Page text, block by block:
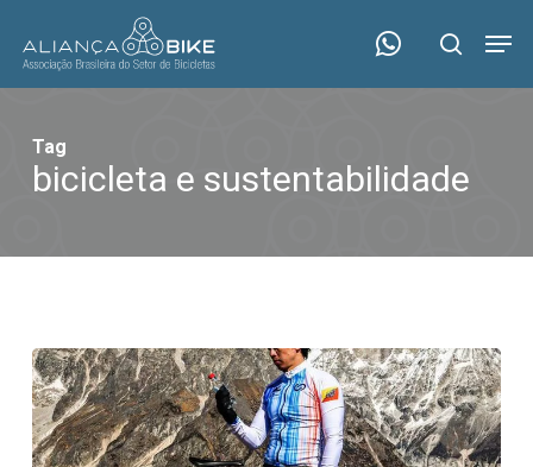
main
search
Tag
bicicleta e sustentabilidade